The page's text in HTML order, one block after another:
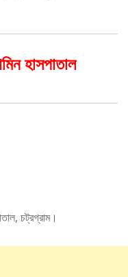
হাসপাতাল
চট্রগ্রাম।